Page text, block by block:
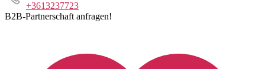
+3613237723
B2B-Partnerschaft anfragen!